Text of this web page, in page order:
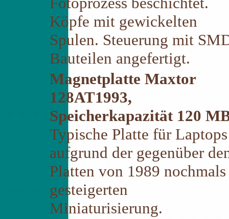
Köpfe mit gewickelten
Spulen. Steuerung mit
Bauteilen angefertigt.
Magnetplatte Maxtor
128AT1993,
Speicherkapazität 120
Typische Platte für Laptops
aufgrund der gegenüber
Platten von 1989 nochmals
gesteigerten
Miniaturisierung.